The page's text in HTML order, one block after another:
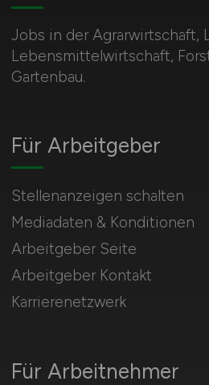
Jobs in der Agrarwirtschaft,
Lebensmittelwirtschaft,
Gartenbau.
Für Arbeitnehmer
Für Arbeitgeber
Stellenanzeigen schalten
Mediadaten & Konditionen
Arbeitgeber Seite
Arbeitgeber Kontakt
Karrierenetzwerk